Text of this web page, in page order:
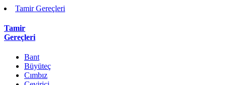
Tamir Gereçleri
Tamir
Gereçleri
Bant
Büyüteç
Cımbız